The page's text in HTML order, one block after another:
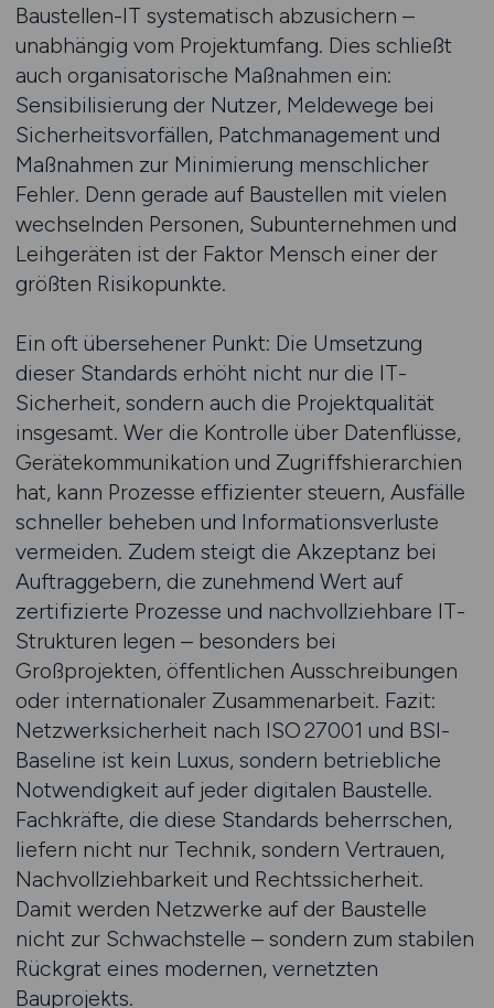
Baustellen-IT systematisch abzusichern –
unabhängig vom Projektumfang. Dies schließt
auch organisatorische Maßnahmen ein:
Sensibilisierung der Nutzer, Meldewege bei
Sicherheitsvorfällen, Patchmanagement und
Maßnahmen zur Minimierung menschlicher
Fehler. Denn gerade auf Baustellen mit vielen
wechselnden Personen, Subunternehmen und
Leihgeräten ist der Faktor Mensch einer der
größten Risikopunkte.
Ein oft übersehener Punkt: Die Umsetzung
dieser Standards erhöht nicht nur die IT-
Sicherheit, sondern auch die Projektqualität
insgesamt. Wer die Kontrolle über Datenflüsse,
Gerätekommunikation und Zugriffshierarchien
hat, kann Prozesse effizienter steuern, Ausfälle
schneller beheben und Informationsverluste
vermeiden. Zudem steigt die Akzeptanz bei
Auftraggebern, die zunehmend Wert auf
zertifizierte Prozesse und nachvollziehbare IT-
Strukturen legen – besonders bei
Großprojekten, öffentlichen Ausschreibungen
oder internationaler Zusammenarbeit. Fazit:
Netzwerksicherheit nach ISO 27001 und BSI-
Baseline ist kein Luxus, sondern betriebliche
Notwendigkeit auf jeder digitalen Baustelle.
Fachkräfte, die diese Standards beherrschen,
liefern nicht nur Technik, sondern Vertrauen,
Nachvollziehbarkeit und Rechtssicherheit.
Damit werden Netzwerke auf der Baustelle
nicht zur Schwachstelle – sondern zum stabilen
Rückgrat eines modernen, vernetzten
Bauprojekts.